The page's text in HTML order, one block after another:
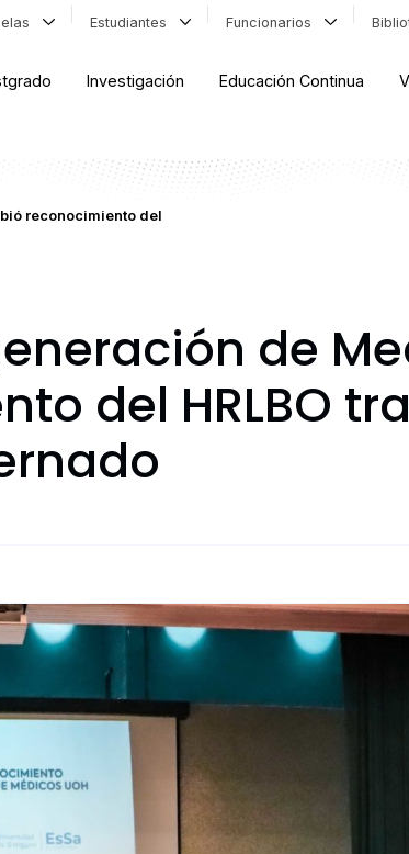
Estudiantes Funcionarios
Investigación Educación Continua
reconocimiento del
de
del HRLBO